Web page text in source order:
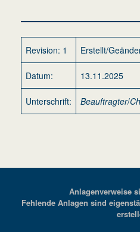
Revision: 1 Erstellt/
Datum: 13.11.2025
Unterschrift: Beauftragter/
Anlagenverweise
Fehlende Anlagen sind